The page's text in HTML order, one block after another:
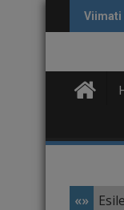
to
Viimati
«»